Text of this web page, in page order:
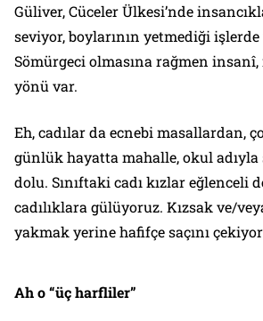
Güliver, Cüceler Ülkesi’nde
seviyor, boylarının yetmediği işlerde
Sömürgeci olmasına rağmen
yönü var.
Eh, cadılar da ecnebi masallardan,
günlük hayatta mahalle, okul adıyla
dolu. Sınıftaki cadı kızlar eğlenceli
cadılıklara gülüyoruz. Kızsak ve/
yakmak yerine hafifçe saçını
Ah o “üç harfliler”